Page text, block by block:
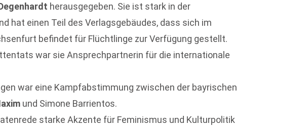
herausgegeben. Sie ist stark in der
hat einen Teil des Verlagsgebäudes, dass sich im
befindet für Flüchtlinge zur Verfügung gestellt.
war sie Ansprechpartnerin für die internationale
war eine Kampfabstimmung zwischen der bayrischen
und Simone Barrientos.
starke Akzente für Feminismus und Kulturpolitik